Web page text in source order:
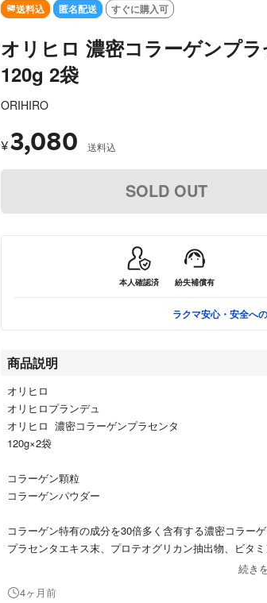
SOLD OUT
送料込 匿名配送 すぐに購入可
オリヒロ 濃密コラーゲンプラ
120g 2袋
ORIHIRO
¥3,080 送料込
SOLD OUT
本人確認済 紛失補償有
ラクマ安心・安全へ
商品説明
オリヒロ
オリヒロプランデュ
オリヒロ 濃密コラーゲンプラセンタ
120g×2袋
コラーゲン顆粒
コラーゲンパウダー
コラーゲン特有の成分を30倍多く含有する濃密コラーゲ
プラセンタエキス末、プロテオグリカン抽出物、ビタ
コラーゲンやプラセンタの気になるクセを抑えた無香
続き
4ヶ月前